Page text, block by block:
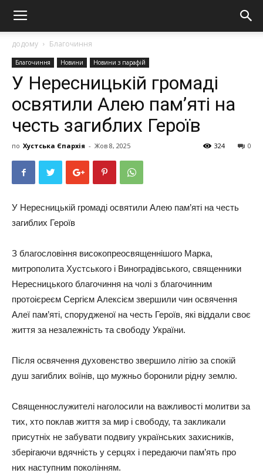
додому Благочиння
Благочиння Новини Новини з парафій
У Нересницькій громаді
освятили Алею пам’яті на
честь загиблих Героїв
по Хустська Єпархія - Жов 8, 2025 0
324
У Нересницькій громаді освятили Алею пам’яті на честь
загиблих Героїв
З благословіння високопреосвященнішого Марка,
митрополита Хустського і Виноградівського, священники
Нересницького благочиння на чолі з благочинним
протоієреєм Сергієм Алексієм звершили чин освячення
Алеї пам’яті, спорудженої на честь Героїв, які віддали своє
життя за незалежність та свободу України.
Після освячення духовенство звершило літію за спокій
душ загиблих воїнів, що мужньо боронили рідну землю.
Священнослужителі наголосили на важливості молитви за
тих, хто поклав життя за мир і свободу, та закликали
присутніх не забувати подвигу українських захисників,
зберігаючи вдячність у серцях і передаючи пам’ять про
них наступним поколінням.